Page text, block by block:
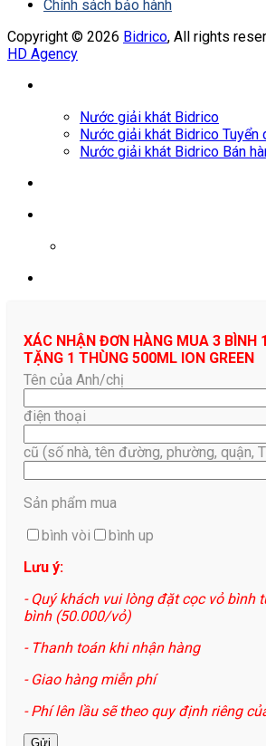
Chính sách bảo hành
Copyright © 2026 Bidrico, All rights
HD Agency
Nước giải khát Bidrico
Nước giải khát Bidrico Tuyển
Nước giải khát Bidrico Bán
XÁC NHẬN ĐƠN HÀNG MUA 3 BÌNH
TẶNG 1 THÙNG 500ML ION GREEN
Tên của Anh/chị
điện thoại
cũ (số nhà, tên đường, phường, quận,
Sản phẩm mua
bình vòi
bình up
Lưu ý:
- Quý khách vui lòng đặt cọc vỏ bình
bình (50.000/vỏ)
- Thanh toán khi nhận hàng
- Giao hàng miễn phí
- Phí lên lầu sẽ theo quy định riêng